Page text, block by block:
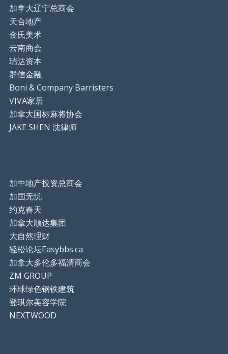
加拿大辽宁总商会
天合地产
金氏美术
云南商会
瑞达资本
群信金融
Boni & Company Barristers
VIVA家居
加拿大国标麻将协会
JAKE SHEN 沈律师
加中地产投资总商会
加国无忧
约克春天
加拿大顺达集团
大自然理财
轻松论坛Easybbs.ca
加拿大多伦多福清商会
ZM GROUP
环球绿色钢铁建筑
登琪尔美容学院
NEXTWOOD